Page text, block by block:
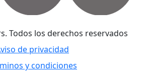
Todos los derechos reservados
de privacidad
y condiciones